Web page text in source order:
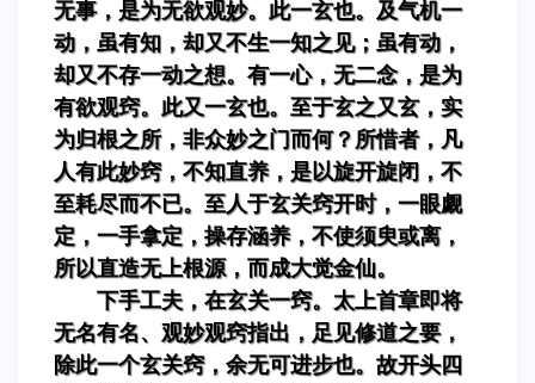
无事，是为无欲观妙。此一玄也。及气机一
动，虽有知，却又不生一知之见；虽有动，
却又不存一动之想。有一心，无二念，是为
有欲观窍。此又一玄也。至于玄之又玄，实
为归根之所，非众妙之门而何？所惜者，凡
人有此妙窍，不知直养，是以旋开旋闭，不
至耗尽而不已。至人于玄关窍开时，一眼觑
定，一手拿定，操存涵养，不使须臾或离，
所以直造无上根源，而成大觉金仙。
下手工夫，在玄关一窍。太上首章即将
无名有名、观妙观窍指出，足见修道之要，
除此一个玄关窍，余无可进步也。故开头四